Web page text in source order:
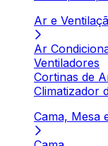
Ar e
Ar
Ventiladores
Cortinas de
Climatizador
Cama, Mesa